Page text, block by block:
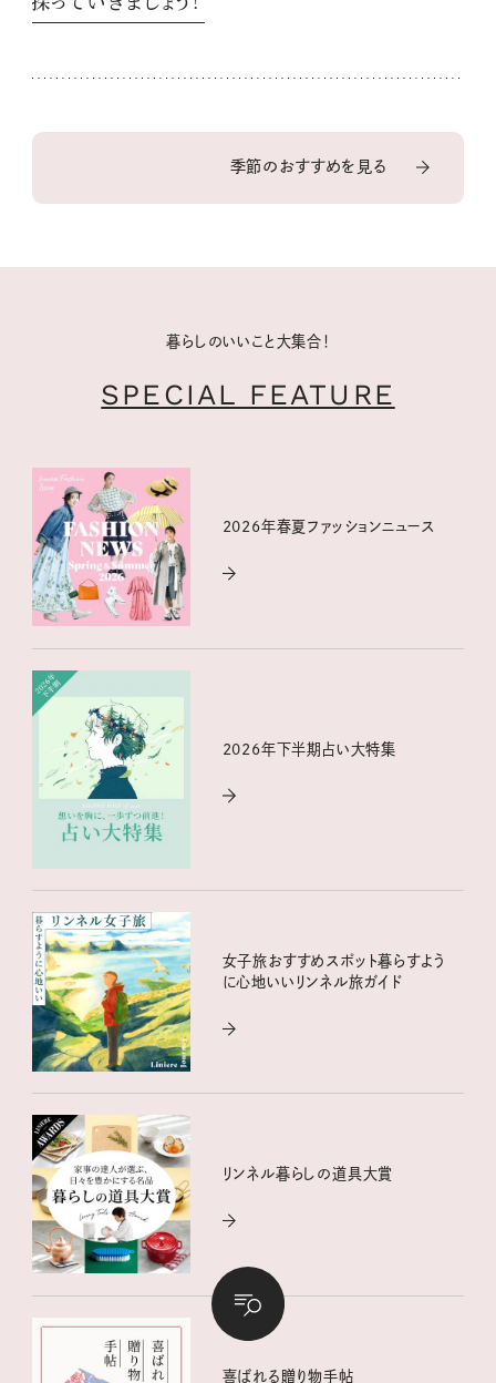
季節のおすすめを見る
暮らしのいいこと大集合！
SPECIAL FEATURE
2026年春夏ファッションニュース
2026年下半期占い大特集
女子旅おすすめスポット暮らすよう
に心地いいリンネル旅ガイド
リンネル暮らしの道具大賞
喜ばれる贈り物手帖